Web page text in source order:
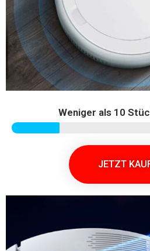
Weniger als 10
JETZT